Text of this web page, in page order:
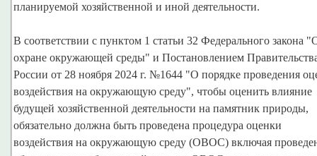
планируемой хозяйственной и иной деятельности.
В соответствии с пунктом 1 статьи 32 Федерального закона
охране окружающей среды" и Постановлением
России от 28 ноября 2024 г. №1644 "О порядке проведения
воздействия на окружающую среду", чтобы оценить влияние
будущей хозяйственной деятельности на памятник природы,
обязательно должна быть проведена процедура оценки
воздействия на окружающую среду (ОВОС) включая